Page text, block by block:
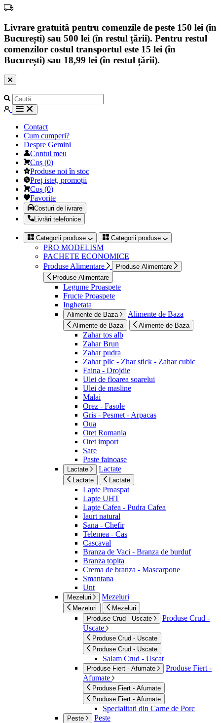
Livrare gratuită pentru comenzile de peste 150 lei (în
București) sau 500 lei (în restul țării). Pentru restul
comenzilor costul transportul este 15 lei (în
București) sau 18,99 lei (în restul țării).
Contact
Cum cumperi?
Despre Gemini
Contul meu
Coș (0)
Produse noi în stoc
Preț isteț, promoții
Coș (0)
Favorite
Costuri de livrare
Livrări telefonice
Categorii produse Categorii produse
PRO MODELISM
PACHETE ECONOMICE
Produse Alimentare
Produse Alimentare
Produse Alimentare
Legume Proaspete
Fructe Proaspete
Inghetata
Alimente de Baza Alimente de Baza
Alimente de Baza Alimente de Baza
Zahar tos alb
Zahar Brun
Zahar pudra
Zahar plic - Zhar stick - Zahar cubic
Faina - Drojdie
Ulei de floarea soarelui
Ulei de masline
Malai
Orez - Fasole
Gris - Pesmet - Arpacas
Oua
Otet Romania
Otet import
Sare
Paste fainoase
Lactate Lactate
Lactate Lactate
Lapte Proaspat
Lapte UHT
Lapte Cafea - Pudra Cafea
Iaurt natural
Sana - Chefir
Telemea - Cas
Cascaval
Branza de Vaci - Branza de burduf
Branza topita
Crema de branza - Mascarpone
Smantana
Unt
Mezeluri Mezeluri
Mezeluri
Mezeluri
Produse Crud - Uscate
Produse Crud -
Uscate
Produse Crud - Uscate
Produse Crud - Uscate
Salam Crud - Uscat
Produse Fiert - Afumate
Produse Fiert -
Afumate
Produse Fiert - Afumate
Produse Fiert - Afumate
Specialitati din Carne de Porc
Peste Peste